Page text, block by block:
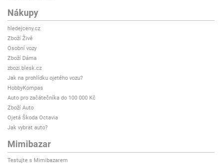
Nákupy
hledejceny.cz
Zboží Živě
Osobní vozy
Zboží Dáma
zbozi.blesk.cz
Jak na prohlídku ojetého vozu?
HobbyKompas
Auto pro začátečníka do 100 000 Kč
Zboží Auto
Ojetá Škoda Octavia
Jak vybrat auto?
Mimibazar
Testujte s Mimibazarem